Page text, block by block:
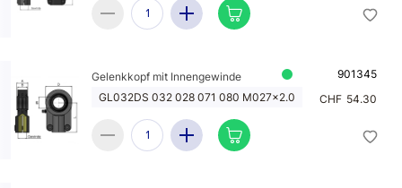
Gelenkkopf mit Innengewinde
901345
GL032DS 032 028 071 080 M027x2.0
CHF 54.30